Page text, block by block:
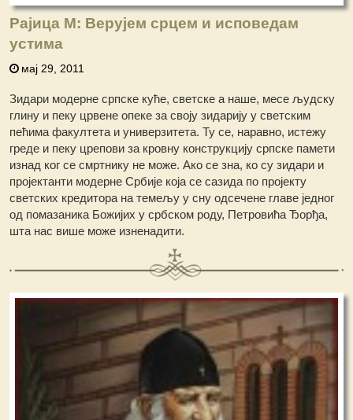
Рајица М: Верујем срцем и исповедам
устима
мај 29, 2011
Зидари модерне српске куће, светске а наше, месе људску
глину и пеку црвене опеке за своју зидарију у светским
пећима факултета и универзитета. Ту се, наравно, истежу
греде и пеку црепови за кровну конструкцију српске памети
изнад ког се смртнику не може. Ако се зна, ко су зидари и
пројектанти модерне Србије која се сазида по пројекту
светских кредитора на темељу у сну одсечене главе једног
од помазаника Божијих у србском роду, Петровића Ђорђа,
шта нас више може изненадити.